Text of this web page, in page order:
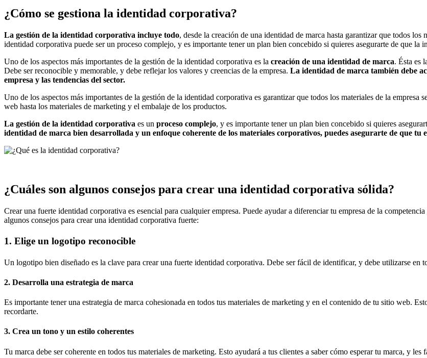
¿Cómo se gestiona la identidad corporativa?
La gestión de la identidad corporativa incluye todo, desde la creación de una identidad de marca hasta garantizar que todos
identidad corporativa puede ser un proceso complejo, y es importante tener un plan bien concebido si quieres asegurarte de que la
Uno de los aspectos más importantes de la gestión de la identidad corporativa es la creación de una identidad de marca. Ésta es
Debe ser reconocible y memorable, y debe reflejar los valores y creencias de la empresa. La identidad de marca también debe
empresa y las tendencias del sector.
Uno de los aspectos más importantes de la gestión de la identidad corporativa es garantizar que todos los materiales de la
web hasta los materiales de marketing y el embalaje de los productos.
La gestión de la identidad corporativa es un proceso complejo, y es importante tener un plan bien concebido si quieres
identidad de marca bien desarrollada y un enfoque coherente de los materiales corporativos, puedes asegurarte de que tu
¿Cuáles son algunos consejos para crear una identidad corporativa sólida?
Crear una fuerte identidad corporativa es esencial para cualquier empresa. Puede ayudar a diferenciar tu empresa de la
algunos consejos para crear una identidad corporativa fuerte:
1. Elige un logotipo reconocible
Un logotipo bien diseñado es la clave para crear una fuerte identidad corporativa. Debe ser fácil de identificar, y debe utilizarse en
2. Desarrolla una estrategia de marca
Es importante tener una estrategia de marca cohesionada en todos tus materiales de marketing y en el contenido de tu sitio web.
recordarte.
3. Crea un tono y un estilo coherentes
Tu marca debe ser coherente en todos tus materiales de marketing. Esto ayudará a tus clientes a saber cómo esperar tu marca, y